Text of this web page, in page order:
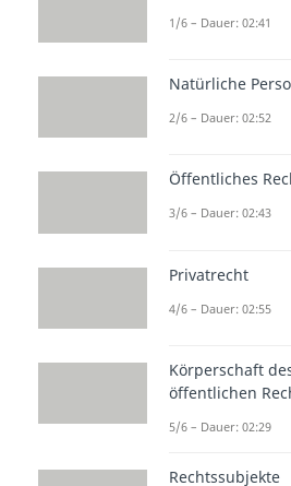
Am wichtigsten
sicher fühlt und
am besten
Kind.
Studyflix
einem
1/6 – Dauer: 02:41
Natürliche
2/6 – Dauer: 02:52
Öffentliches
3/6 – Dauer: 02:43
Privatrecht
4/6 – Dauer: 02:55
Körperschaft
öffentlichen
5/6 – Dauer: 02:29
Rechtssubjekte